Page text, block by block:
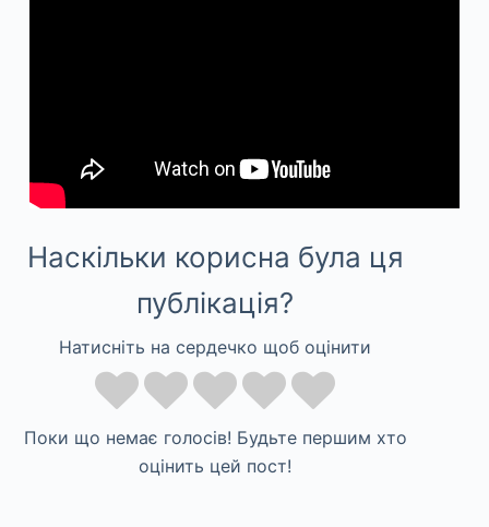
Наскільки корисна була ця
публікація?
Натисніть на сердечко щоб оцінити
Поки що немає голосів! Будьте першим хто
оцінить цей пост!